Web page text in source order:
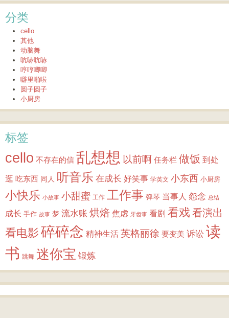
分类
cello
其他
动脑舞
吭哧吭哧
哼哼唧唧
噼里啪啦
圆子圆子
小厨房
标签
cello 不存在的信 乱想想 以前啊 任务栏 做饭 到处
逛 吃东西 同人 听音乐 在成长 好笑事 学英文 小东西 小厨房
小快乐 小故事 小甜蜜 工作 工作事 弹琴 当事人 怨念 总结
成长 手作 故事 梦 流水账 烘焙 焦虑 牙齿事 看剧 看戏 看演出
看电影 碎碎念 精神生活 英格丽徐 要变美 诉讼 读
书 跳舞 迷你宝 锻炼